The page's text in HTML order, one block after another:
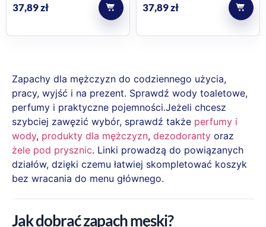
37,89zł 37,89zł
Zapachy dla mężczyzn do codziennego użycia,
pracy, wyjść i na prezent. Sprawdź wody toaletowe,
perfumy i praktyczne pojemności.Jeżeli chcesz
szybciej zawęzić wybór, sprawdź także perfumy i
wody, produkty dla mężczyzn, dezodoranty oraz
żele pod prysznic. Linki prowadzą do powiązanych
działów, dzięki czemu łatwiej skompletować koszyk
bez wracania do menu głównego.
Jak dobrać zapach męski?